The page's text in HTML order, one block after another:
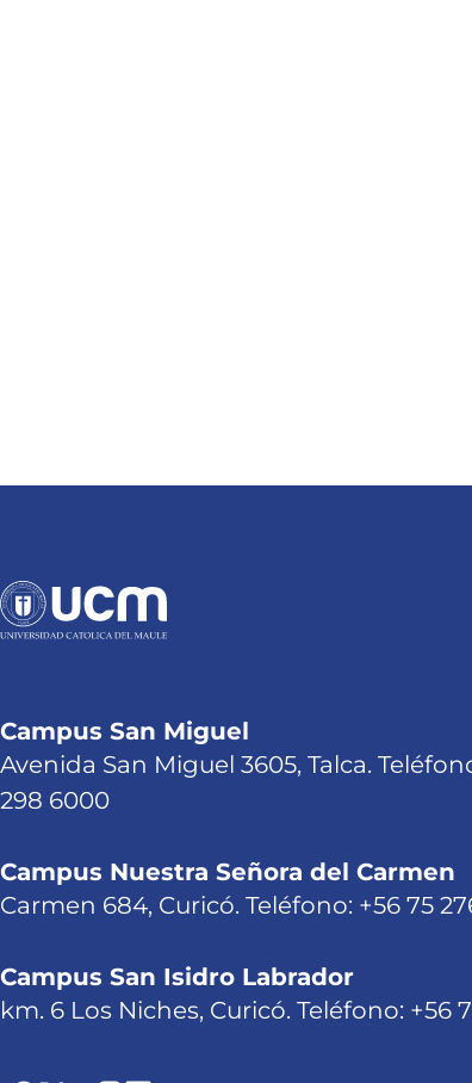
Campus San Miguel
Avenida San Miguel 3605, Talca.
298 6000
Campus Nuestra Señora del Carmen
Carmen 684, Curicó. Teléfono: +56 75
Campus San Isidro Labrador
km. 6 Los Niches, Curicó. Teléfono: +56